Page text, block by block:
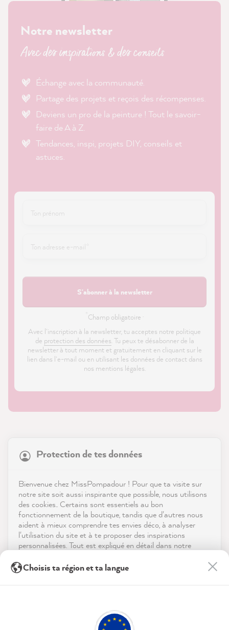
Notre newsletter
Avec des inspirations & des conseils
Échange avec la communauté.
Partage des projets et reçois des récompenses.
Deviens un pro de la peinture ! Tout le savoir-
faire de A à Z.
Tendances, inspi, projets DIY, conseils et
astuces.
S'abonner à la newsletter
Champ obligatoire ·
Avec l'inscription à la newsletter, tu acceptes notre politique
de protection des données. Tu peux te désabonner de la
newsletter à tout moment et gratuitement en cliquant sur le
lien dans l'e-mail ou en utilisant les données de contact dans
nos mentions légales.
Boutique
Service
Contact
Télécharger l'appli
Les médias sociaux
Protection de tes données
Bienvenue chez MissPompadour ! Pour que ta visite sur
notre site soit aussi inspirante que possible, nous utilisons
des cookies.. Certains sont essentiels au bon
fonctionnement de la boutique, tandis que d'autres nous
aident à mieux comprendre tes envies déco, à analyser
l'utilisation du site et à te proposer des inspirations
personnalisées. Tout est expliqué en détail dans notre
En cliquant sur « Tout accepter », tu nous autorises à
peaufiner ton expérience avec nous. Pas d'inquiétude, tu
reviews-io
Client vérifié
Superbe couleur, facile à appliquer
Choisis ta région et ta langue